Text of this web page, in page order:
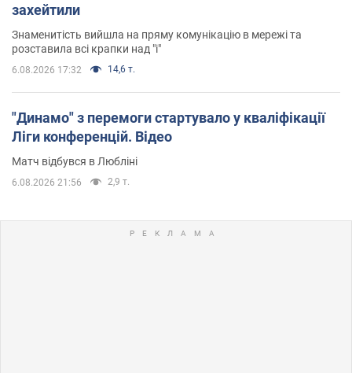
захейтили
Знаменитість вийшла на пряму комунікацію в мережі та
розставила всі крапки над "і"
6.08.2026 17:32 14,6 т.
"Динамо" з перемоги стартувало у кваліфікації
Ліги конференцій. Відео
Матч відбувся в Любліні
6.08.2026 21:56 2,9 т.